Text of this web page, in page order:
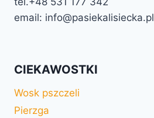
email: info@pasiekalisiecka.pl
CIEKAWOSTKI
Wosk pszczeli
Pierzga